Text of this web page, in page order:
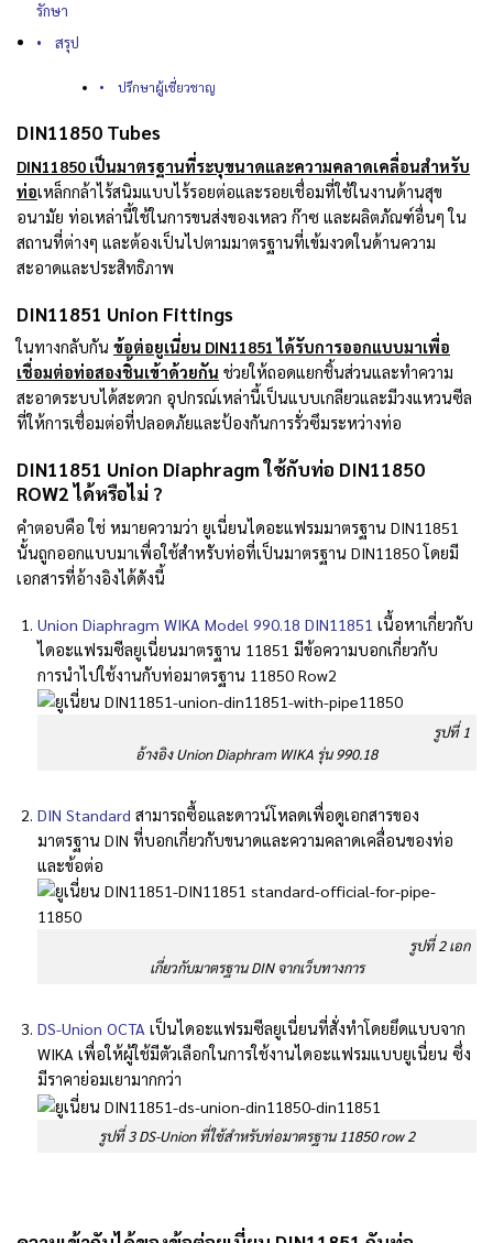
รักษา
สรุป
ปรึกษาผู้เชี่ยวชาญ
DIN11850 Tubes
DIN11850 เป็นมาตรฐานที่ระบุขนาดและความคลาดเคลื่อนสำหรับ
ท่อเหล็กกล้าไร้สนิมแบบไร้รอยต่อและรอยเชื่อมที่ใช้ในงานด้านสุข
อนามัย ท่อเหล่านี้ใช้ในการขนส่งของเหลว ก๊าซ และผลิตภัณฑ์อื่นๆ ใน
สถานที่ต่างๆ และต้องเป็นไปตามมาตรฐานที่เข้มงวดในด้านความ
สะอาดและประสิทธิภาพ
DIN11851 Union Fittings
ในทางกลับกัน ข้อต่อยูเนี่ยน DIN11851 ได้รับการออกแบบมาเพื่อ
เชื่อมต่อท่อสองชิ้นเข้าด้วยกัน ช่วยให้ถอดแยกชิ้นส่วนและทำความ
สะอาดระบบได้สะดวก อุปกรณ์เหล่านี้เป็นแบบเกลียวและมีวงแหวนซีล
ที่ให้การเชื่อมต่อที่ปลอดภัยและป้องกันการรั่วซึมระหว่างท่อ
DIN11851 Union Diaphragm ใช้กับท่อ DIN11850
ROW2 ได้หรือไม่ ?
คำตอบคือ ใช่ หมายความว่า ยูเนี่ยนไดอะแฟรมมาตรฐาน DIN11851
นั้นถูกออกแบบมาเพื่อใช้สำหรับท่อที่เป็นมาตรฐาน DIN11850 โดยมี
เอกสารที่อ้างอิงได้ดังนี้
Union Diaphragm WIKA Model 990.18 DIN11851 เนื้อหาเกี่ยวกับ
ไดอะแฟรมซีลยูเนี่ยนมาตรฐาน 11851 มีข้อความบอกเกี่ยวกับ
การนำไปใช้งานกับท่อมาตรฐาน 11850 Row2
รูปที่ 1
อ้างอิง Union Diaphram WIKA รุ่น 990.18
DIN Standard สามารถซื้อและดาวน์โหลดเพื่อดูเอกสารของ
มาตรฐาน DIN ที่บอกเกี่ยวกับขนาดและความคลาดเคลื่อนของท่อ
และข้อต่อ
รูปที่ 2 เอก
เกี่ยวกับมาตรฐาน DIN จากเว็บทางการ
DS-Union OCTA เป็นไดอะแฟรมซีลยูเนี่ยนที่สั่งทำโดยยึดแบบจาก
WIKA เพื่อให้ผู้ใช้มีตัวเลือกในการใช้งานไดอะแฟรมแบบยูเนี่ยน ซึ่ง
มีราคาย่อมเยามากกว่า
รูปที่ 3 DS-Union ที่ใช้สำหรับท่อมาตรฐาน 11850 row 2